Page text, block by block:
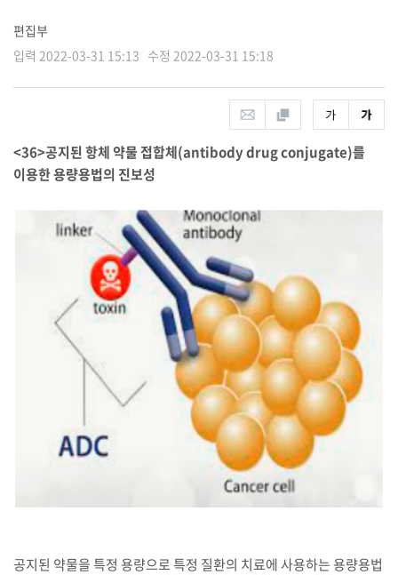
편집부
입력 2022-03-31 15:13 수정 2022-03-31 15:18
<36>공지된 항체 약물 접합체(antibody drug conjugate)를
이용한 용량용법의 진보성
공지된 약물을 특정 용량으로 특정 질환의 치료에 사용하는 용량용법